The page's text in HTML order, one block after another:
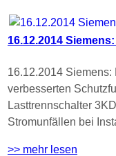
16.12.2014
16.12.2014
verbesserten
Lasttrennschalter
Stromunfällen bei
>> mehr lesen